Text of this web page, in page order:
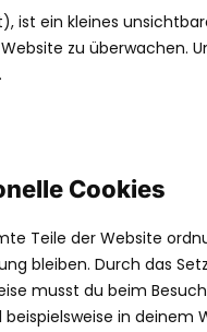
ist ein kleines
zu überwachen.
Cookies
Teile der Website
bleiben. Durch das
musst du beim
in deinem